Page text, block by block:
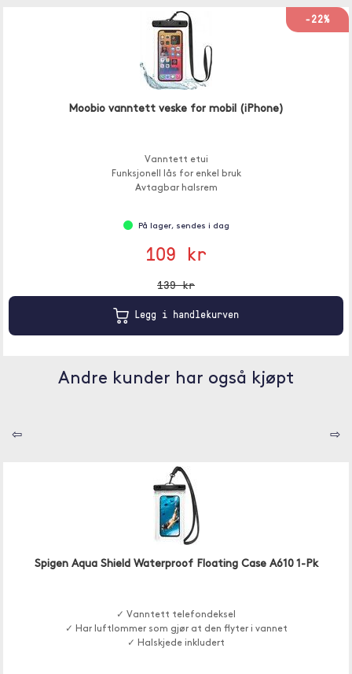
-22%
Moobio vanntett veske for mobil (iPhone)
Vanntett etui
Funksjonell lås for enkel bruk
Avtagbar halsrem
På lager, sendes i dag
109 kr
139 kr
Legg i handlekurven
Andre kunder har også kjøpt
⇦ ⇨
Spigen Aqua Shield Waterproof Floating Case A610 1-Pk
✓ Vanntett telefondeksel
✓ Har luftlommer som gjør at den flyter i vannet
✓ Halskjede inkludert